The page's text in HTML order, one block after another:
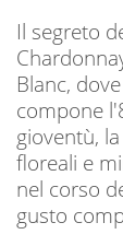
Il segreto
Blanc,
compone
gioventù,
floreali e
nel corso
gusto